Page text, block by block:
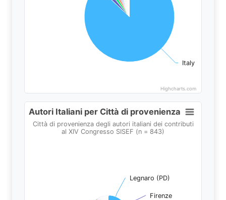
Italy
Italy
Highcharts.com
Autori Italiani per Città di provenienza
Pie chart with 88 slices.
Città di provenienza degli autori italiani dei contributi
Autori Italiani per Città di provenienza
Città di provenienza degli autori italiani dei contributi
al XIV Congresso SISEF (n = 843)
Legnaro (PD)
Legnaro (PD)
Firenze
Firenze